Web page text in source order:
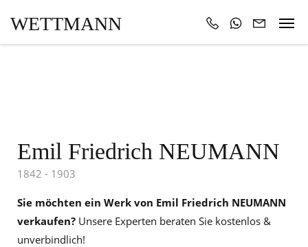
WETTMANN
Emil Friedrich NEUMANN
1842 - 1903
Sie möchten ein Werk von Emil Friedrich NEUMANN
verkaufen? Unsere Experten beraten Sie kostenlos &
unverbindlich!